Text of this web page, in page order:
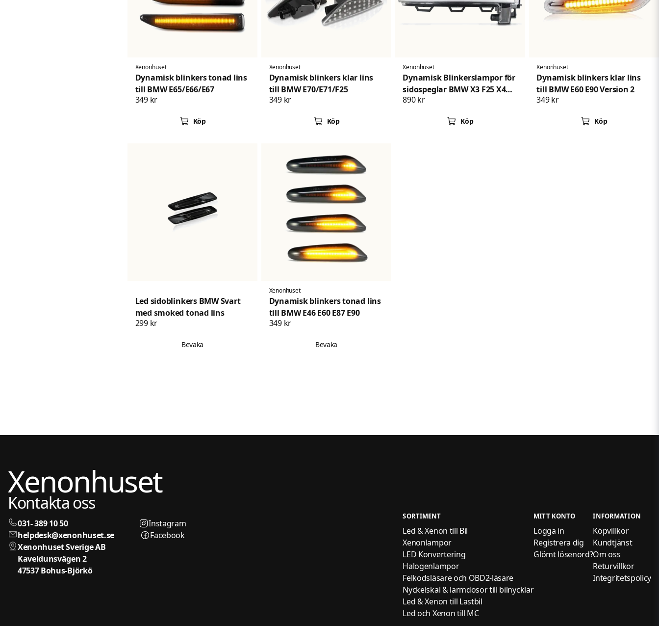
Xenonhuset
Dynamisk blinkers tonad lins
till BMW E65/E66/E67
349 kr
Köp
Xenonhuset
Dynamisk blinkers klar lins
till BMW E70/E71/F25
349 kr
Köp
Xenonhuset
Dynamisk Blinkerslampor för
sidospeglar BMW X3 F25 X4
F26 X5 F15 X6 F16
890 kr
Köp
Xenonhuset
Dynamisk blinkers klar lins
till BMW E60 E90 Version 2
349 kr
Köp
Led sidoblinkers BMW Svart
med smoked tonad lins
299 kr
Bevaka
Xenonhuset
Dynamisk blinkers tonad lins
till BMW E46 E60 E87 E90
349 kr
Bevaka
Xenonhuset
Kontakta oss
031- 389 10 50
helpdesk@xenonhuset.se
Xenonhuset Sverige AB
Kaveldunsvägen 2
47537 Bohus-Björkö
Instagram
Facebook
SORTIMENT
Led & Xenon till Bil
Xenonlampor
LED Konvertering
Halogenlampor
Felkodsläsare och OBD2-läsare
Nyckelskal & larmdosor till bilnycklar
Led & Xenon till Lastbil
Led och Xenon till MC
MITT KONTO
Logga in
Registrera dig
Glömt lösenord?
INFORMATION
Köpvillkor
Kundtjänst
Om oss
Returvillkor
Integritetspolicy